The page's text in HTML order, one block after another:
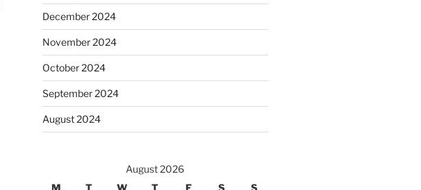
December 2024
November 2024
October 2024
September 2024
August 2024
August 2026
M
T W T F S S